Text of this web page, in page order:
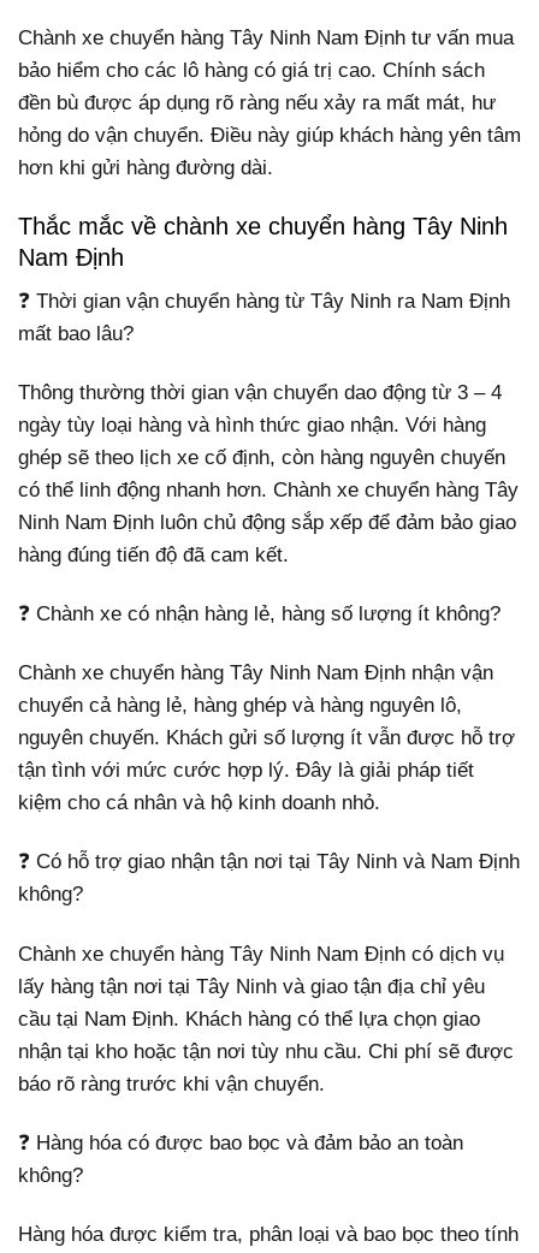
Chành xe chuyển hàng Tây Ninh Nam Định tư vấn mua
bảo hiểm cho các lô hàng có giá trị cao. Chính sách
đền bù được áp dụng rõ ràng nếu xảy ra mất mát, hư
hỏng do vận chuyển. Điều này giúp khách hàng yên tâm
hơn khi gửi hàng đường dài.
Thắc mắc về chành xe chuyển hàng Tây Ninh
Nam Định
❓ Thời gian vận chuyển hàng từ Tây Ninh ra Nam Định
mất bao lâu?
Thông thường thời gian vận chuyển dao động từ 3 – 4
ngày tùy loại hàng và hình thức giao nhận. Với hàng
ghép sẽ theo lịch xe cố định, còn hàng nguyên chuyến
có thể linh động nhanh hơn. Chành xe chuyển hàng Tây
Ninh Nam Định luôn chủ động sắp xếp để đảm bảo giao
hàng đúng tiến độ đã cam kết.
❓ Chành xe có nhận hàng lẻ, hàng số lượng ít không?
Chành xe chuyển hàng Tây Ninh Nam Định nhận vận
chuyển cả hàng lẻ, hàng ghép và hàng nguyên lô,
nguyên chuyến. Khách gửi số lượng ít vẫn được hỗ trợ
tận tình với mức cước hợp lý. Đây là giải pháp tiết
kiệm cho cá nhân và hộ kinh doanh nhỏ.
❓ Có hỗ trợ giao nhận tận nơi tại Tây Ninh và Nam Định
không?
Chành xe chuyển hàng Tây Ninh Nam Định có dịch vụ
lấy hàng tận nơi tại Tây Ninh và giao tận địa chỉ yêu
cầu tại Nam Định. Khách hàng có thể lựa chọn giao
nhận tại kho hoặc tận nơi tùy nhu cầu. Chi phí sẽ được
báo rõ ràng trước khi vận chuyển.
❓ Hàng hóa có được bao bọc và đảm bảo an toàn
không?
Hàng hóa được kiểm tra, phân loại và bao bọc theo tính